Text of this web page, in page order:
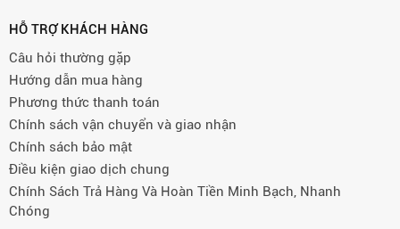
HỖ TRỢ KHÁCH HÀNG
Câu hỏi thường gặp
Hướng dẫn mua hàng
Phương thức thanh toán
Chính sách vận chuyển và giao nhận
Chính sách bảo mật
Điều kiện giao dịch chung
Chính Sách Trả Hàng Và Hoàn Tiền Minh Bạch, Nhanh
Chóng